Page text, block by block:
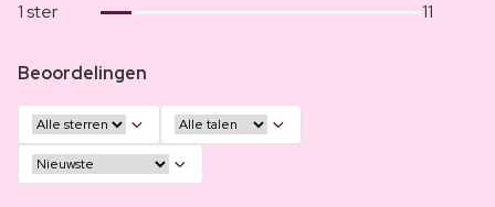
1 ster
11
Beoordelingen